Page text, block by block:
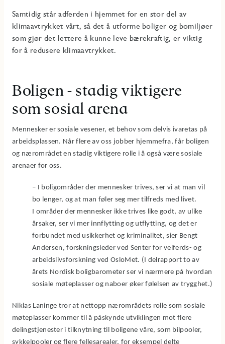
Samtidig står adferden i hjemmet for en stor del av
klimaavtrykket vårt, så det å utforme boliger og bomiljøer
som gjør det lettere å kunne leve bærekraftig, er viktig
for å redusere klimaavtrykket.
Boligen - stadig viktigere
som sosial arena
Mennesker er sosiale vesener, et behov som delvis ivaretas på
arbeidsplassen. Når flere av oss jobber hjemmefra, får boligen
og nærområdet en stadig viktigere rolle i å også være sosiale
arenaer for oss.
– I boligområder der mennesker trives, ser vi at man vil
bo lenger, og at man føler seg mer tilfreds med livet.
I områder der mennesker ikke trives like godt, av ulike
årsaker, ser vi mer innflytting og utflytting, og det er
forbundet med usikkerhet og kriminalitet, sier Bengt
Andersen, forskningsleder ved Senter for velferds- og
arbeidslivsforskning ved OsloMet. (I delrapport to av
årets Nordisk boligbarometerser vi nærmere på hvordan
sosiale møteplasser og naboer øker følelsen av trygghet.)
Niklas Laninge tror at nettopp nærområdets rolle som sosiale
møteplasser kommer til å påskynde utviklingen mot flere
delingstjenester i tilknytning til boligene våre, som bilpooler,
sykkelpooler og flere fellesarealer, for eksempel delte